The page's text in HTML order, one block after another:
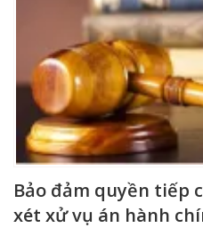
Bảo đảm quyền tiếp
xét xử vụ án hành